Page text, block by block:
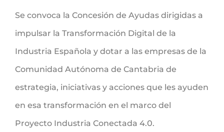
Se convoca la Concesión de Ayudas dirigidas a
impulsar la Transformación Digital de la
Industria Española y dotar a las empresas de la
Comunidad Autónoma de Cantabria de
estrategia, iniciativas y acciones que les ayuden
en esa transformación en el marco del
Proyecto Industria Conectada 4.0.